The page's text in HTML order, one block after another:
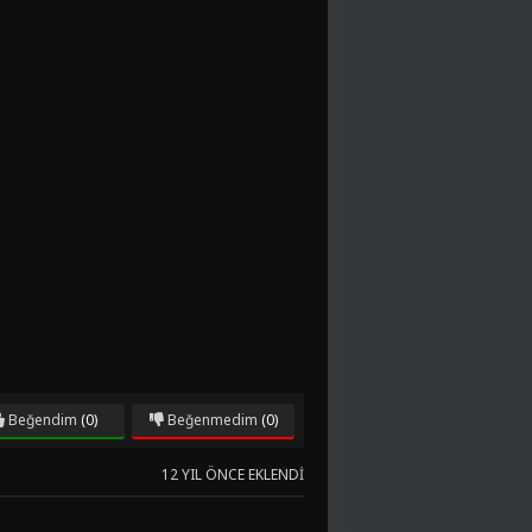
Beğendim (0) Beğenmedim (0)
12 YIL ÖNCE EKLENDI